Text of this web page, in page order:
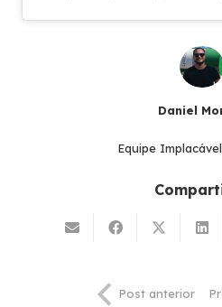
Daniel
Equipe
Post anterior